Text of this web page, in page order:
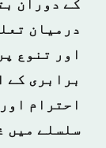
کے دوران
درمیان
اور تنوع
برابری کے
احترام
سلسلے میں